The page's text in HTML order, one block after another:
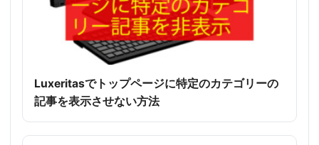
Luxeritasでトップページに特定のカテゴリーの
記事を表示させない方法